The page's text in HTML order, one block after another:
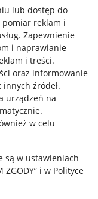
lub dostęp do
pomiar reklam i
. Zapewnienie
i naprawianie
i treści.
oraz informowanie
innych źródeł.
urządzeń na
.
w celu
są w ustawieniach
i w Polityce